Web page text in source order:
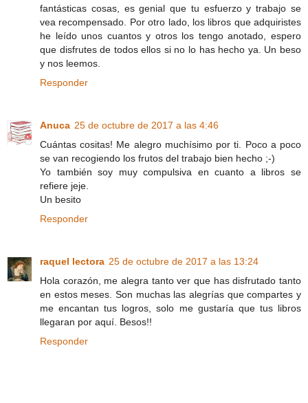
fantásticas cosas, es genial que tu esfuerzo y trabajo se
vea recompensado. Por otro lado, los libros que adquiristes
he leído unos cuantos y otros los tengo anotado, espero
que disfrutes de todos ellos si no lo has hecho ya. Un beso
y nos leemos.
Responder
Anuca 25 de octubre de 2017 a las 4:46
Cuántas cositas! Me alegro muchísimo por ti. Poco a poco
se van recogiendo los frutos del trabajo bien hecho ;-)
Yo también soy muy compulsiva en cuanto a libros se
refiere jeje.
Un besito
Responder
raquel lectora 25 de octubre de 2017 a las 13:24
Hola corazón, me alegra tanto ver que has disfrutado tanto
en estos meses. Son muchas las alegrías que compartes y
me encantan tus logros, solo me gustaría que tus libros
llegaran por aquí. Besos!!
Responder